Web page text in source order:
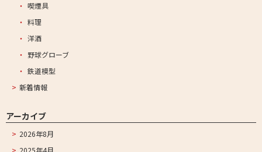
喫煙具
料理
洋酒
野球グローブ
鉄道模型
新着情報
アーカイブ
2026年8月